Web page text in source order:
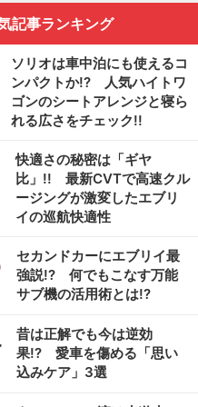
記事ランキング
ソリオは車中泊にも使えるコ
ンパクトか!? 人気ハイトワ
ゴンのシートアレンジと寝ら
れる広さをチェック!!
快適さの秘密は「ギヤ
比」!! 最新CVTで高速クル
ージングが激変したエブリ
イの巡航快適性
セカンドカーにエブリイ最
強説!? 何でもこなす万能
サブ機の活用術とは!?
昔は正解でも今は逆効
果!? 愛車を傷める「思い
込みケア」3選